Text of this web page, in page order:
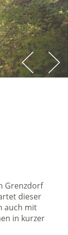
Grenzdorf
dieser
auch mit
in kurzer